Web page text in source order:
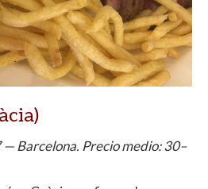
— Barcelona. Precio medio: 30–